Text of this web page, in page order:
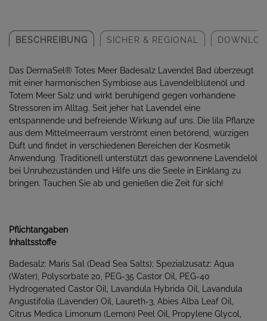
BESCHREIBUNG SICHER & REGIONAL
Das DermaSel® Totes Meer Badesalz Lavendel Bad überzeugt
mit einer harmonischen Symbiose aus Lavendelblütenöl und
Totem Meer Salz und wirkt beruhigend gegen vorhandene
Stressoren im Alltag. Seit jeher hat Lavendel eine
entspannende und befreiende Wirkung auf uns. Die lila Pflanze
aus dem Mittelmeerraum verströmt einen betörend, würzigen
Duft und findet in verschiedenen Bereichen der Kosmetik
Anwendung. Traditionell unterstützt das gewonnene Lavendelöl
bei Unruhezuständen und Hilfe uns die Seele in Einklang zu
bringen. Tauchen Sie ab und genießen die Zeit für sich!
Pflichtangaben
Inhaltsstoffe
Badesalz: Maris Sal (Dead Sea Salts); Spezialzusatz: Aqua
(Water), Polysorbate 20, PEG-35 Castor Oil, PEG-40
Hydrogenated Castor Oil, Lavandula Hybrida Oil, Lavandula
Angustifolia (Lavender) Oil, Laureth-3, Abies Alba Leaf Oil,
Citrus Medica Limonum (Lemon) Peel Oil, Propylene Glycol,